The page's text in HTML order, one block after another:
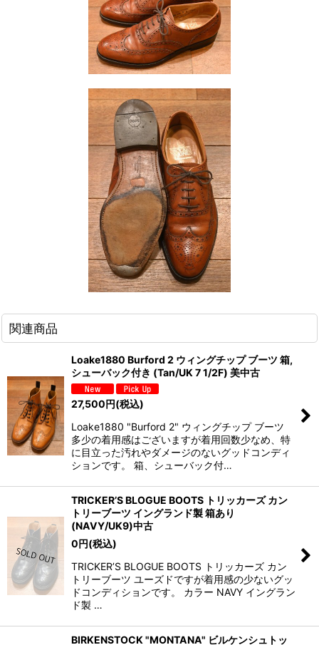
関連商品
Loake1880 Burford 2 ウィングチップ ブーツ 箱,
シューバック付き (Tan/UK 7 1/2F) 美中古
27,500円(税込)
Loake1880 "Burford 2" ウィングチップ ブーツ
多少の着用感はございますが着用回数少なめ、特
に目立った汚れやダメージのないグッドコンディ
ションです。 箱、シューバック付…
TRICKER’S BLOGUE BOOTS トリッカーズ カン
トリーブーツ イングランド製 箱あり
(NAVY/UK9)中古
0円(税込)
TRICKER’S BLOGUE BOOTS トリッカーズ カン
トリーブーツ ユーズドですが着用感の少ないグッ
ドコンディションです。 カラー NAVY イングラン
ド製 …
BIRKENSTOCK "MONTANA" ビルケンシュトッ